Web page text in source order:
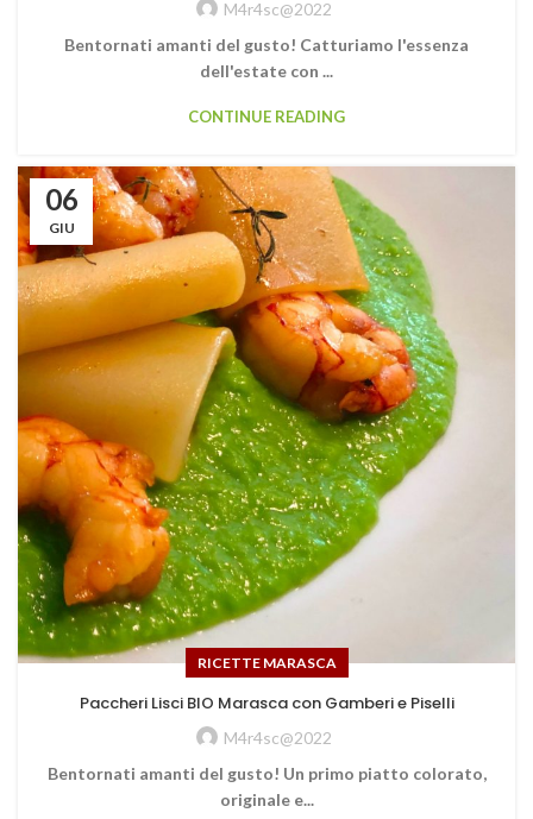
M4r4sc@2022
Bentornati amanti del gusto! Catturiamo l'essenza
dell'estate con ...
CONTINUE READING
06
GIU
RICETTE MARASCA
Paccheri Lisci BIO Marasca con Gamberi e Piselli
M4r4sc@2022
Bentornati amanti del gusto! Un primo piatto colorato,
originale e...